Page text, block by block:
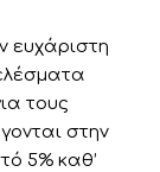
ευχάριστη
τους
στην
5% καθ’